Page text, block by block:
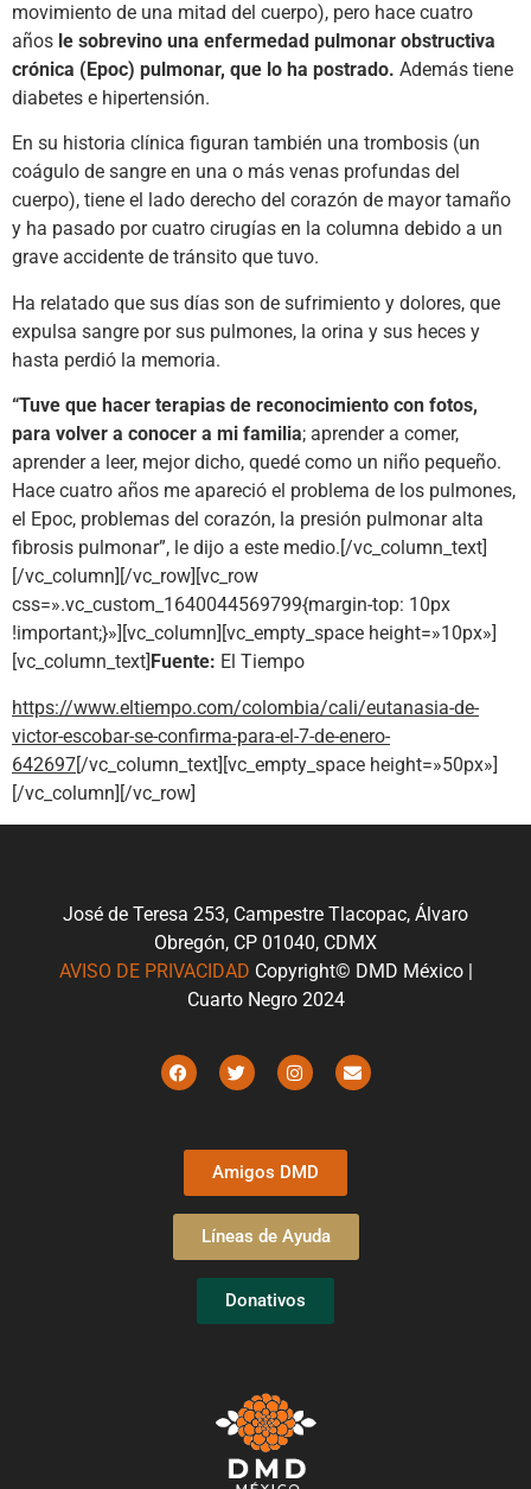
movimiento de una mitad del cuerpo), pero hace cuatro
años le sobrevino una enfermedad pulmonar obstructiva
crónica (Epoc) pulmonar, que lo ha postrado. Además tiene
diabetes e hipertensión.
En su historia clínica figuran también una trombosis (un
coágulo de sangre en una o más venas profundas del
cuerpo), tiene el lado derecho del corazón de mayor tamaño
y ha pasado por cuatro cirugías en la columna debido a un
grave accidente de tránsito que tuvo.
Ha relatado que sus días son de sufrimiento y dolores, que
expulsa sangre por sus pulmones, la orina y sus heces y
hasta perdió la memoria.
“Tuve que hacer terapias de reconocimiento con fotos,
para volver a conocer a mi familia; aprender a comer,
aprender a leer, mejor dicho, quedé como un niño pequeño.
Hace cuatro años me apareció el problema de los pulmones,
el Epoc, problemas del corazón, la presión pulmonar alta
fibrosis pulmonar”, le dijo a este medio.[/vc_column_text]
[/vc_column][/vc_row][vc_row
css=».vc_custom_1640044569799{margin-top: 10px
!important;}»][vc_column][vc_empty_space height=»10px»]
[vc_column_text] Fuente: El Tiempo
https://www.eltiempo.com/colombia/cali/eutanasia-de-
victor-escobar-se-confirma-para-el-7-de-enero-
642697[/vc_column_text][vc_empty_space height=»50px»]
[/vc_column][/vc_row]
José de Teresa 253, Campestre Tlacopac, Álvaro
Obregón, CP 01040, CDMX
AVISO DE PRIVACIDAD Copyright© DMD México |
Cuarto Negro 2024
Amigos DMD
Líneas de Ayuda
Donativos